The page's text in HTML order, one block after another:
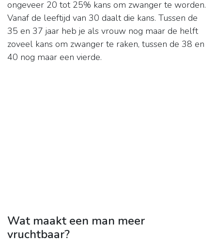
ongeveer 20 tot 25% kans om zwanger te worden.
Vanaf de leeftijd van 30 daalt die kans. Tussen de
35 en 37 jaar heb je als vrouw nog maar de helft
zoveel kans om zwanger te raken, tussen de 38 en
40 nog maar een vierde.
Wat maakt een man meer
vruchtbaar?